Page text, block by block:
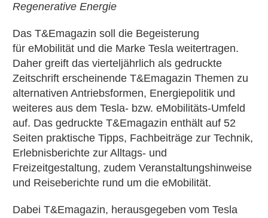
Regenerative Energie
Das T&Emagazin soll die Begeisterung
für eMobilität und die Marke Tesla weitertragen.
Daher greift das vierteljährlich als gedruckte
Zeitschrift erscheinende T&Emagazin Themen zu
alternativen Antriebsformen, Energiepolitik und
weiteres aus dem Tesla- bzw. eMobilitäts-Umfeld
auf. Das gedruckte T&Emagazin enthält auf 52
Seiten praktische Tipps, Fachbeiträge zur Technik,
Erlebnisberichte zur Alltags- und
Freizeitgestaltung, zudem Veranstaltungshinweise
und Reiseberichte rund um die eMobilität.
Dabei T&Emagazin, herausgegeben vom Tesla